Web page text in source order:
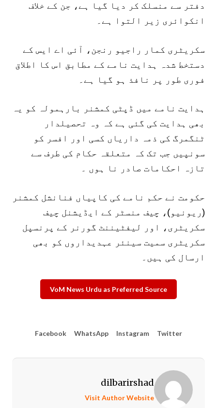
دفتر سے منسلک کر دیا گیا ہے، جن کے خلاف
انکوائری زیر التوا ہے۔
سکریٹری کمار راجیو رنجن، آئی اے ایس کے
دستخط شدہ ہدایت نامے کے مطابق اس کا اطلاق
فوری طور پر نافذ ہو گیا ہے۔
ہدایت نامے میں ڈپٹی کمشنر بارہمولہ کو یہ
بھی ہدایت کی گئی ہے کہ وہ تحصیلدار
ٹنگمرگ کی ذمہ داریاں کسی اور افسر کو
سونپیں جب تک کہ متعلقہ حکام کی طرف سے
تازہ احکامات صادر نا ہوں ۔
حکومت نے حکم نامے کی کاپیاں فنانشل کمشنر
(ریونیو)، چیف منسٹر کے ایڈیشنل چیف
سکریٹری، اور لیفٹیننٹ گورنر کے پرنسپل
سکریٹری سمیت سینئر عہدیداروں کو بھی
ارسال کی ہیں۔
VoM News Urdu as Preferred Source
Facebook WhatsApp Instagram Twitter
dilbarirshad
Visit Author Website